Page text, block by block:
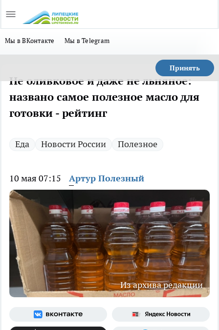
Мы в ВКонтакте Мы в Telegram
Принять
Не оливковое и даже не льняное:
названо самое полезное масло для
готовки - рейтинг
Еда Новости России Полезное
10 мая 07:15 Артур Полезный
Из архива редакции